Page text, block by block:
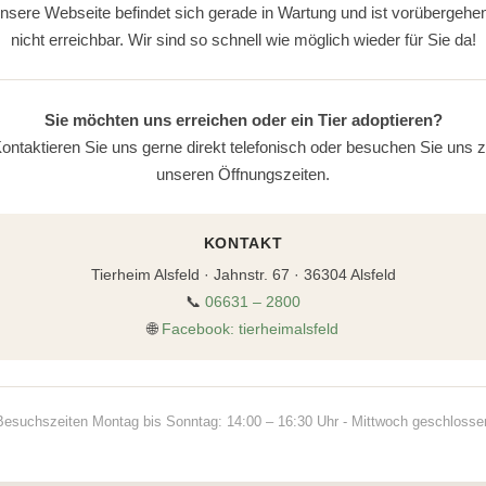
Webseite befindet sich gerade in Wartung und ist
nicht erreichbar. Wir sind so schnell wie möglich wieder für Sie da!
Sie möchten uns erreichen oder ein Tier adoptieren?
Sie uns gerne direkt telefonisch oder besuchen Sie uns
unseren Öffnungszeiten.
KONTAKT
Tierheim Alsfeld · Jahnstr. 67 · 36304 Alsfeld
📞 06631 – 2800
🌐 Facebook: tierheimalsfeld
Montag bis Sonntag: 14:00 – 16:30 Uhr - Mittwoch